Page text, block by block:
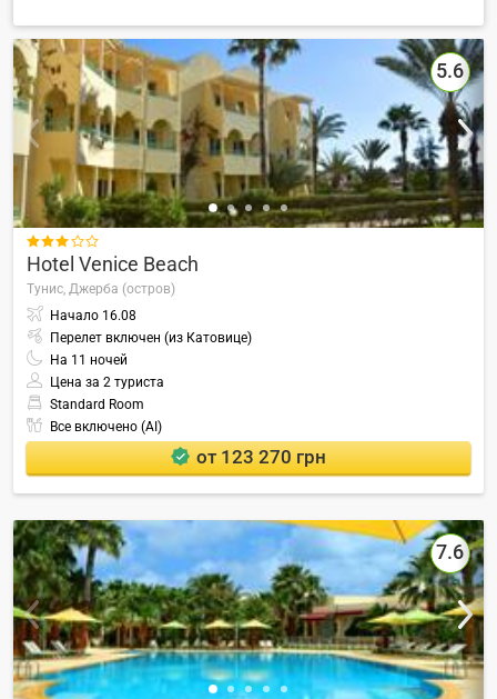
5.6

Hotel Venice Beach
Тунис, Джерба (остров)
Начало 16.08
Перелет включен (из Катовице)
На 11 ночей
Цена за 2 туриста
Standard Room
Все включено (AI)
от 123 270 грн
7.6